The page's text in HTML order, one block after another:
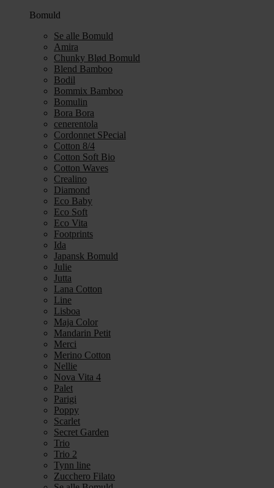
Bomuld
Se alle Bomuld
Amira
Chunky Blød Bomuld
Blend Bamboo
Bodil
Bommix Bamboo
Bomulin
Bora Bora
cenerentola
Cordonnet SPecial
Cotton 8/4
Cotton Soft Bio
Cotton Waves
Crealino
Diamond
Eco Baby
Eco Soft
Eco Vita
Footprints
Ida
Japansk Bomuld
Julie
Jutta
Lana Cotton
Line
Lisboa
Maja Color
Mandarin Petit
Merci
Merino Cotton
Nellie
Nova Vita 4
Palet
Parigi
Poppy
Scarlet
Secret Garden
Trio
Trio 2
Tynn line
Zucchero Filato